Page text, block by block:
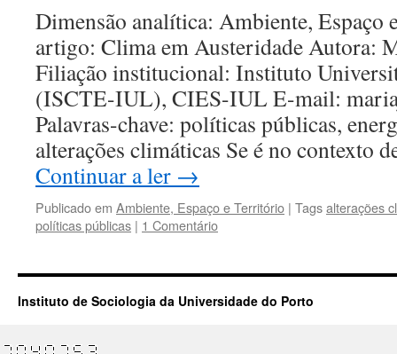
Dimensão analítica: Ambiente,
artigo: Clima em Austeridade Autora:
Filiação institucional: Instituto
(ISCTE-IUL), CIES-IUL E-mail:
Palavras-chave: políticas públicas,
alterações climáticas Se é no contexto
Continuar a ler →
Publicado em Ambiente, Espaço e Território | Tagsalterações
políticas públicas | 1 Comentário
Instituto de Sociologia da Universidade do Porto